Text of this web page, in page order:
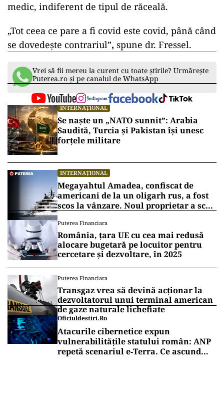
medic, indiferent de tipul de răceală.
„Tot ceea ce pare a fi covid este covid, până când
se dovedește contrariul”, spune dr. Fressel.
Vrei să fii mereu la curent cu toate știrile? Urmărește
Puterea.ro și pe canalul de WhatsApp
INTERNAȚIONAL
Se naște un „NATO sunnit”: Arabia
Saudită, Turcia și Pakistan își unesc
forțele militare
INTERNAȚIONAL
Megayahtul Amadea, confiscat de
americani de la un oligarh rus, a fost
scos la vânzare. Noul proprietar a scos
Puterea Financiara
România, țara UE cu cea mai redusă
alocare bugetară pe locuitor pentru
cercetare și dezvoltare, în 2025
Puterea Financiara
Transgaz vrea să devină acționar la
dezvoltatorul unui terminal american
de gaze naturale lichefiate
Oficiuldestiri.ro
Atacurile cibernetice expun
vulnerabilitățile statului român: ANP
repetă scenariul e‑Terra. Ce ascund